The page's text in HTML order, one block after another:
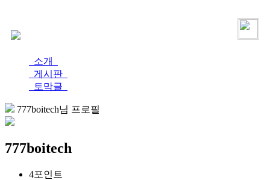
소개
게시판
토막글
777boitech님 프로필
777boitech
4포인트